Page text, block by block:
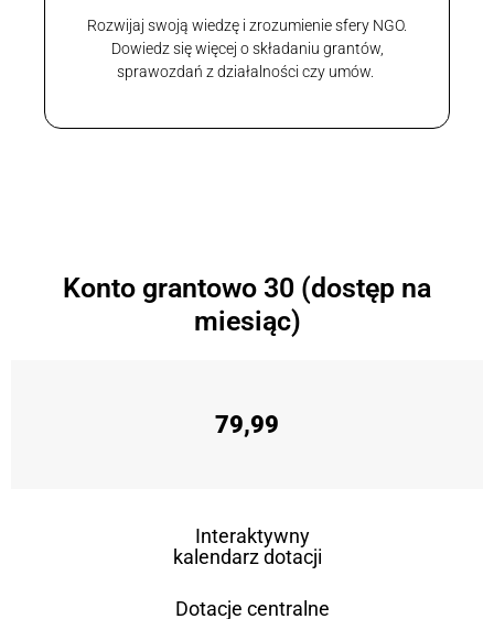
Rozwijaj swoją wiedzę i zrozumienie sfery NGO.
Dowiedz się więcej o składaniu grantów,
sprawozdań z działalności czy umów.
Konto grantowo 30 (dostęp na
miesiąc)
79,99
Interaktywny
kalendarz dotacji
Dotacje centralne